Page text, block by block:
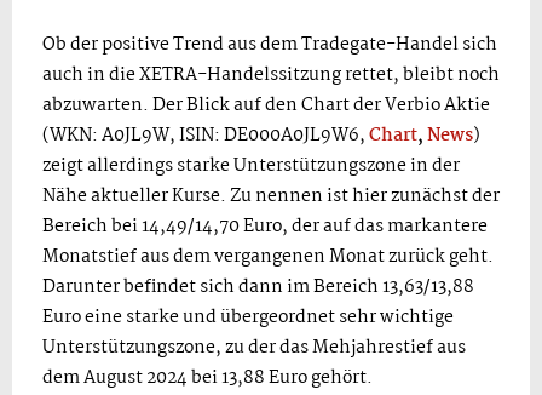
Ob der positive Trend aus dem Tradegate-Handel sich
auch in die XETRA-Handelssitzung rettet, bleibt noch
abzuwarten. Der Blick auf den Chart der Verbio Aktie
(WKN: A0JL9W, ISIN: DE000A0JL9W6,Chart,News)
zeigt allerdings starke Unterstützungszone in der
Nähe aktueller Kurse. Zu nennen ist hier zunächst der
Bereich bei 14,49/14,70 Euro, der auf das markantere
Monatstief aus dem vergangenen Monat zurück geht.
Darunter befindet sich dann im Bereich 13,63/13,88
Euro eine starke und übergeordnet sehr wichtige
Unterstützungszone, zu der das Mehjahrestief aus
dem August 2024 bei 13,88 Euro gehört.